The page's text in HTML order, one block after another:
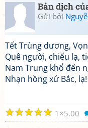
Bản dịch
Gửi bởi
Tết Trùng dương,
Quê người, chiếu lạ,
Nam Trung khổ đến
Nhạn hồng xứ Bắc,
☆
☆
☆
☆
☆ 1 5.00